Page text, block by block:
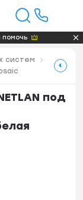
помочь
систем
под